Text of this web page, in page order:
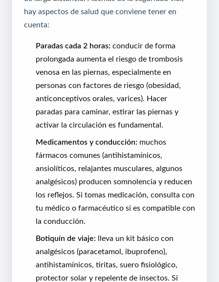
hay aspectos de salud que conviene tener en
cuenta:
Paradas cada 2 horas: conducir de forma
prolongada aumenta el riesgo de trombosis
venosa en las piernas, especialmente en
personas con factores de riesgo (obesidad,
anticonceptivos orales, varices). Hacer
paradas para caminar, estirar las piernas y
activar la circulación es fundamental.
Medicamentos y conducción: muchos
fármacos comunes (antihistamínicos,
ansiolíticos, relajantes musculares, algunos
analgésicos) producen somnolencia y reducen
los reflejos. Si tomas medicación, consulta con
tu médico o farmacéutico si es compatible con
la conducción.
Botiquín de viaje: lleva un kit básico con
analgésicos (paracetamol, ibuprofeno),
antihistamínicos, tiritas, suero fisiológico,
protector solar y repelente de insectos. Si